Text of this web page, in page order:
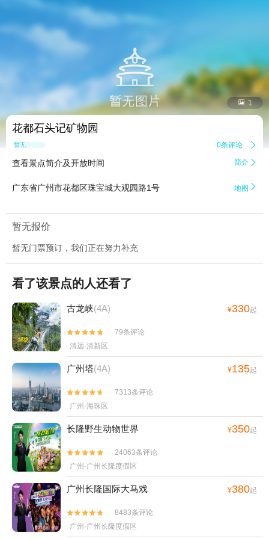
 1
花都石头记矿物园
暂无点评 0条评论 
查看景点简介及开放时间 简介 
广东省广州市花都区珠宝城大观园路1号 地图 
暂无报价
暂无门票预订，我们正在努力补充
看了该景点的人还看了
古龙峡(4A) ¥330起


79条评论
清远·清新区
广州塔(4A) ¥135起


7313条评论
广州·海珠区
长隆野生动物世界 ¥350起


24063条评论
广州·广州长隆度假区
广州长隆国际大马戏 ¥380起


8483条评论
广州·广州长隆度假区